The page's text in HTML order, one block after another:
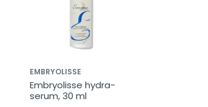
EMBRYOLISSE
Embryolisse hydra-
serum, 30 ml